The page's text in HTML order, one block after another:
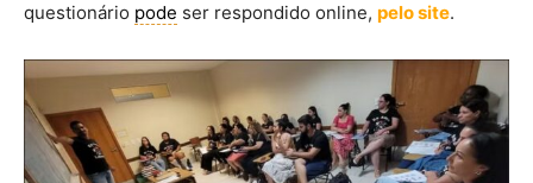
questionário pode ser respondido online, pelo site.